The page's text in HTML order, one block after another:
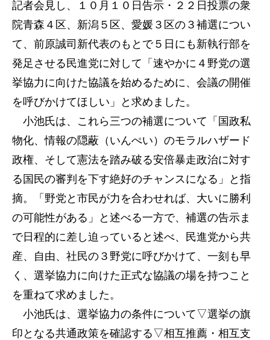
記者会見し、１０月１０日告示・２２日投票の衆
院青森４区、新潟５区、愛媛３区の３補選につい
て、前原誠司新代表のもとで５日にも新執行部を
発足させる民進党に対して「速やかに４野党の選
挙協力に向けた協議を始めるために、会議の開催
を呼びかけてほしい」と求めました。
小池氏は、これら三つの補選について「国政私
物化、情報の隠蔽（いんぺい）のモラルハザード
政権、そして憲法を踏み破る安倍暴走政治に対す
る国民の審判を下す絶好のチャンスになる」と指
摘。「野党と市民が力を合わせれば、大いに勝利
の可能性がある」と述べる一方で、補選の告示ま
で日程的に差し迫っていると述べ、民進党から共
産、自由、社民の３野党に呼びかけて、一刻も早
く、選挙協力に向けた正式な協議の場を持つこと
を重ねて求めました。
小池氏は、選挙協力の条件について▽選挙の旗
印となる共通政策を確認する▽相互推薦・相互支